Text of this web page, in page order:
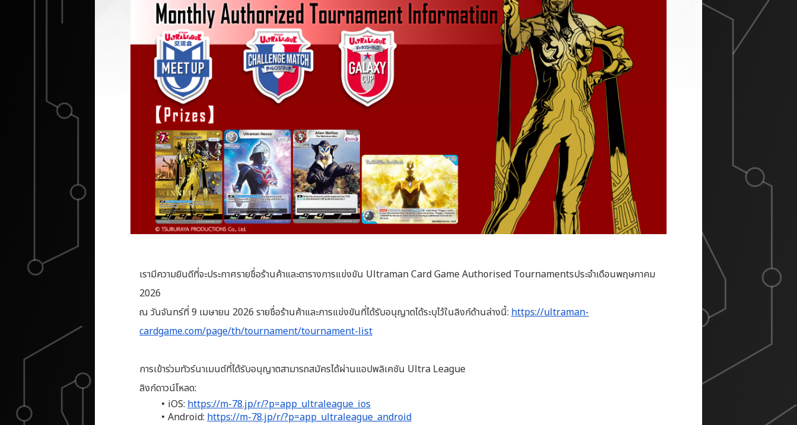
เรามีความยินดีที่จะประกาศรายชื่อร้านค้าและตารางการแข่งขัน Ultraman Card Game Authorised Tournamentsประจำเดือนพฤษภาคม
2026
ณ วันจันทร์ที่ 9 เมษายน 2026 รายชื่อร้านค้าและการแข่งขันที่ได้รับอนุญาตได้ระบุไว้ในลิงก์ด้านล่างนี้: https://ultraman-
cardgame.com/page/th/tournament/tournament-list
การเข้าร่วมทัวร์นาเมนต์ที่ได้รับอนุญาตสามารถสมัครได้ผ่านแอปพลิเคชัน Ultra League
ลิงก์ดาวน์โหลด:
iOS: https://m-78.jp/r/?p=app_ultraleague_ios
Android: https://m-78.jp/r/?p=app_ultraleague_android